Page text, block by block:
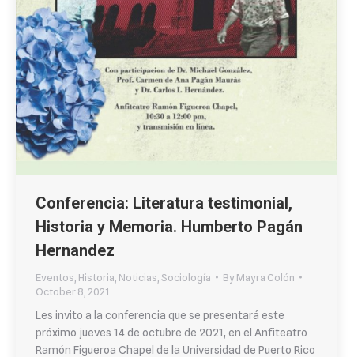
Conferencia: Literatura testimonial,
Historia y Memoria. Humberto Pagán
Hernandez
Eventos Historia Noticias Sociología ByMayra Colón
October 8, 2021
Les invito a la conferencia que se presentará este
próximo jueves 14 de octubre de 2021, en el Anfiteatro
Ramón Figueroa Chapel de la Universidad de Puerto Rico